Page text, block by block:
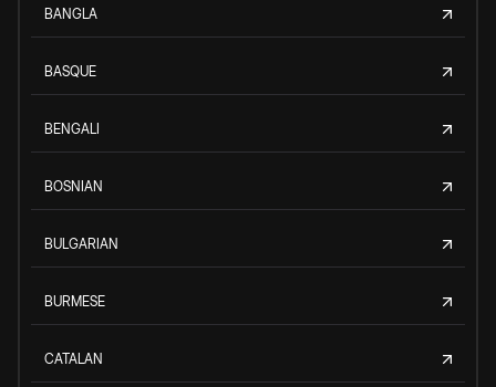
BANGLA
BASQUE
BENGALI
BOSNIAN
BULGARIAN
BURMESE
CATALAN